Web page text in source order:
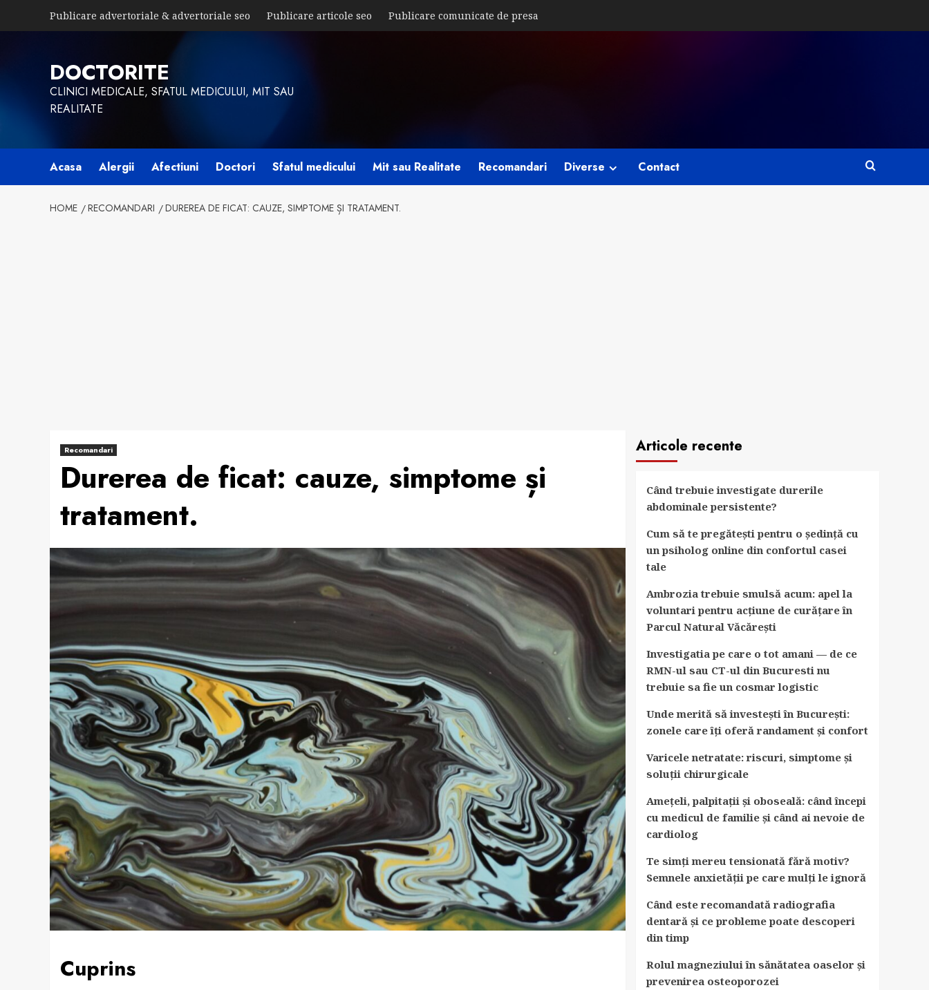
Publicare advertoriale & advertoriale seo Publicare articole seo Publicare comunicate de presa
DOCTORITE
CLINICI MEDICALE, SFATUL MEDICULUI, MIT SAU
REALITATE
Acasa Alergii Afectiuni Doctori Sfatul medicului Mit sau Realitate Recomandari Diverse Contact
HOME RECOMANDARI DUREREA DE FICAT: CAUZE, SIMPTOME ȘI TRATAMENT.
Recomandari
Durerea de ficat: cauze, simptome și
tratament.
Cuprins
Articole recente
Când trebuie investigate durerile
abdominale persistente?
Cum să te pregătești pentru o ședință cu
un psiholog online din confortul casei
tale
Ambrozia trebuie smulsă acum: apel la
voluntari pentru acțiune de curățare în
Parcul Natural Văcărești
Investigatia pe care o tot amani — de ce
RMN-ul sau CT-ul din Bucuresti nu
trebuie sa fie un cosmar logistic
Unde merită să investești în București:
zonele care îți oferă randament și confort
Varicele netratate: riscuri, simptome și
soluții chirurgicale
Amețeli, palpitații și oboseală: când începi
cu medicul de familie și când ai nevoie de
cardiolog
Te simți mereu tensionată fără motiv?
Semnele anxietății pe care mulți le ignoră
Când este recomandată radiografia
dentară și ce probleme poate descoperi
din timp
Rolul magneziului în sănătatea oaselor și
prevenirea osteoporozei